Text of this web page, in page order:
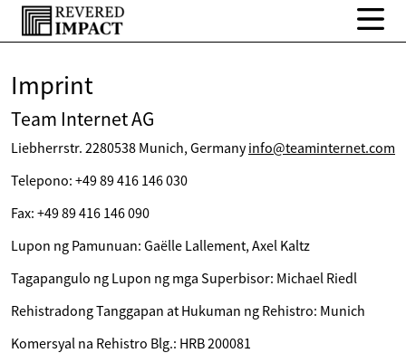
Imprint
Team Internet AG
Liebherrstr. 2280538 Munich, Germanyinfo@teaminternet.com
Telepono: +49 89 416 146 030
Fax: +49 89 416 146 090
Lupon ng Pamunuan: Gaëlle Lallement, Axel Kaltz
Tagapangulo ng Lupon ng mga Superbisor: Michael Riedl
Rehistradong Tanggapan at Hukuman ng Rehistro: Munich
Komersyal na Rehistro Blg.: HRB 200081